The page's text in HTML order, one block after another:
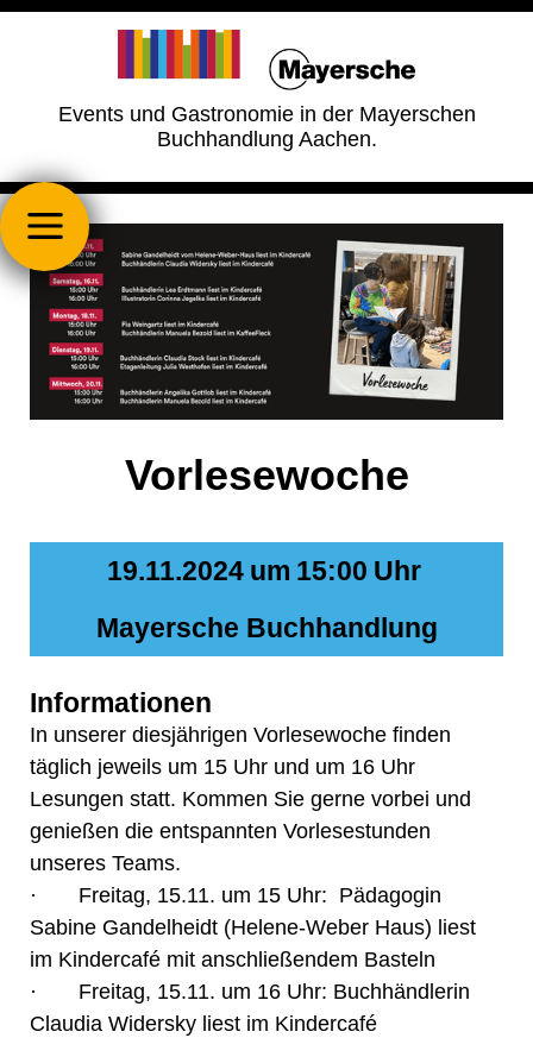
Events und Gastronomie in der Mayerschen
Buchhandlung Aachen.
Vorlesewoche
19.11.2024 um 15:00 Uhr
Mayersche Buchhandlung
Informationen
In unserer diesjährigen Vorlesewoche finden
täglich jeweils um 15 Uhr und um 16 Uhr
Lesungen statt. Kommen Sie gerne vorbei und
genießen die entspannten Vorlesestunden
unseres Teams.
· Freitag, 15.11. um 15 Uhr: Pädagogin
Sabine Gandelheidt (Helene-Weber Haus) liest
im Kindercafé mit anschließendem Basteln
· Freitag, 15.11. um 16 Uhr: Buchhändlerin
Claudia Widersky liest im Kindercafé